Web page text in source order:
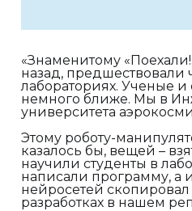
«Знаменитому
назад,
лабораториях. Ученые
немного ближе. Мы в
университета
Этому роботу-
казалось бы, вещей –
научили студенты в
написали программу, а
нейросетей
разработках в нашем